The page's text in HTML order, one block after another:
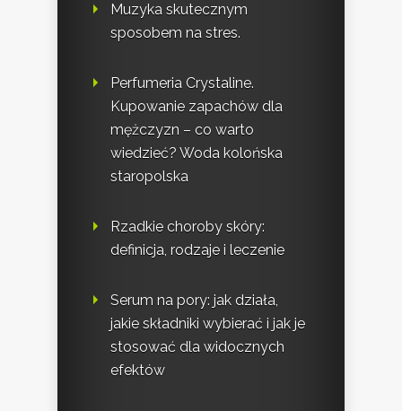
Muzyka skutecznym
sposobem na stres.
Perfumeria Crystaline.
Kupowanie zapachów dla
mężczyzn – co warto
wiedzieć? Woda kolońska
staropolska
Rzadkie choroby skóry:
definicja, rodzaje i leczenie
Serum na pory: jak działa,
jakie składniki wybierać i jak je
stosować dla widocznych
efektów